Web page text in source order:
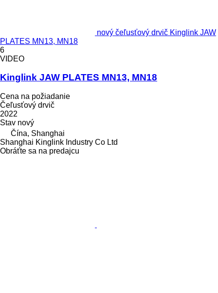
nový čeľusťový drvič Kinglink JAW
PLATES MN13, MN18
6
VIDEO
Kinglink JAW PLATES MN13, MN18
Cena na požiadanie
Čeľusťový drvič
2022
Stav nový
Čína, Shanghai
Shanghai Kinglink Industry Co Ltd
Obráťte sa na predajcu